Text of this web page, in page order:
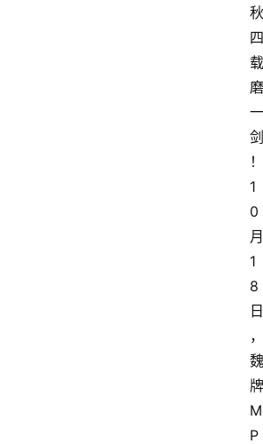
秋
四
载
磨
一
剑
！
1
0
月
1
8
日
，
魏
牌
M
P